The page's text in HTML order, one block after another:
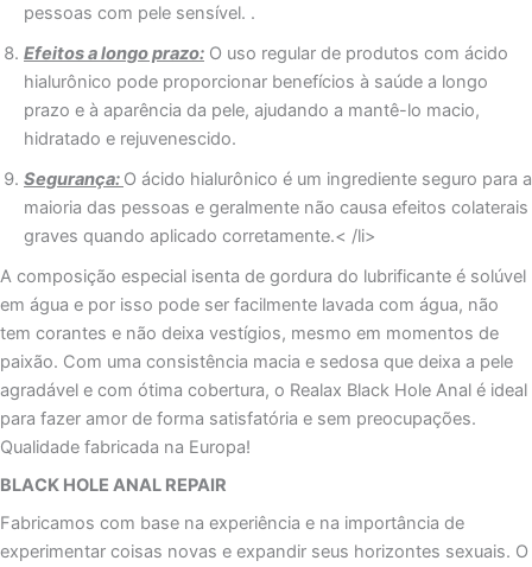
pessoas com pele sensível. .
Efeitos a longo prazo: O uso regular de produtos com ácido
hialurônico pode proporcionar benefícios à saúde a longo
prazo e à aparência da pele, ajudando a mantê-lo macio,
hidratado e rejuvenescido.
Segurança: O ácido hialurônico é um ingrediente seguro para a
maioria das pessoas e geralmente não causa efeitos colaterais
graves quando aplicado corretamente.< /li>
A composição especial isenta de gordura do lubrificante é solúvel
em água e por isso pode ser facilmente lavada com água, não
tem corantes e não deixa vestígios, mesmo em momentos de
paixão. Com uma consistência macia e sedosa que deixa a pele
agradável e com ótima cobertura, o Realax Black Hole Anal é ideal
para fazer amor de forma satisfatória e sem preocupações.
Qualidade fabricada na Europa!
BLACK HOLE ANAL REPAIR
Fabricamos com base na experiência e na importância de
experimentar coisas novas e expandir seus horizontes sexuais. O